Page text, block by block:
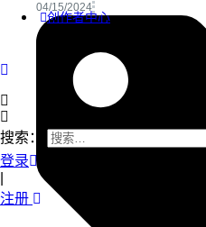
创作者中心
搜索：
登录
注册
04/15/2024